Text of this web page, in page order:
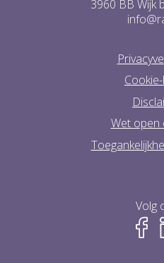
3960 BB Wijk
Wet open
Volg